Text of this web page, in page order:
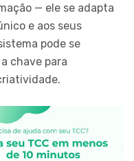
— ele se adapta
e aos seus
pode se
chave para